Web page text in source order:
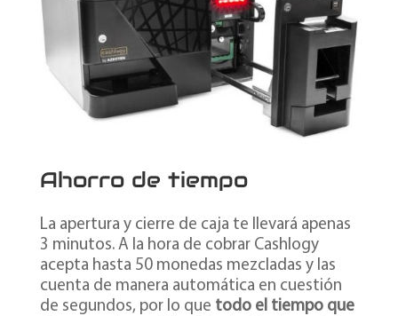
Ahorro de tiempo
La apertura y cierre de caja te llevará apenas
3 minutos. A la hora de cobrar Cashlogy
acepta hasta 50 monedas mezcladas y las
cuenta de manera automática en cuestión
de segundos, por lo que todo el tiempo que